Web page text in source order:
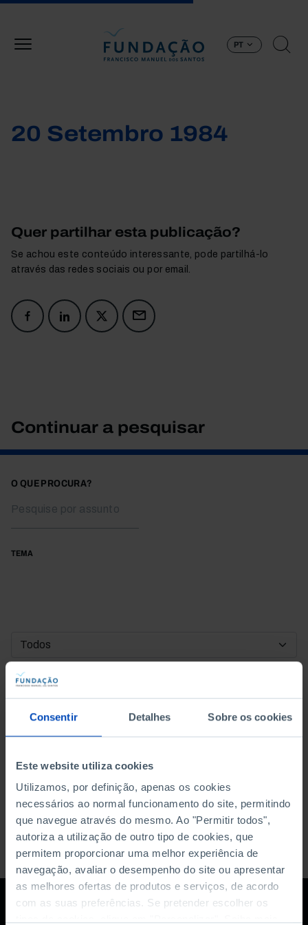
Consentir Detalhes Sobre os cookies
Este website utiliza cookies
Utilizamos, por definição, apenas os cookies
necessários ao normal funcionamento do site, permitindo
que navegue através do mesmo. Ao "Permitir todos",
autoriza a utilização de outro tipo de cookies, que
permitem proporcionar uma melhor experiência de
navegação, avaliar o desempenho do site ou apresentar
as melhores ofertas de produtos e serviços, de acordo
com as suas preferências. Se pretender escolher os
PT
20 Setembro 1984
Quer partilhar esta publicação?
Se achou este conteúdo interessante, pode partilhá-lo
através das redes sociais ou por email.
Continuar a pesquisar
O QUE PROCURA?
TEMA
DATA DE INÍCIO
DATA DE FIM